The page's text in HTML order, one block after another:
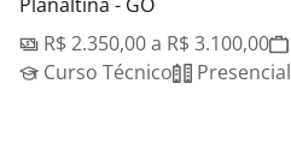
R$ 2.350,00 a R$ 3.100,00
Curso Técnico
Presencial